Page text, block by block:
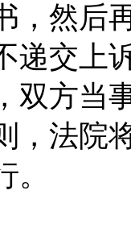
，然后
递交上
双方当
，法院